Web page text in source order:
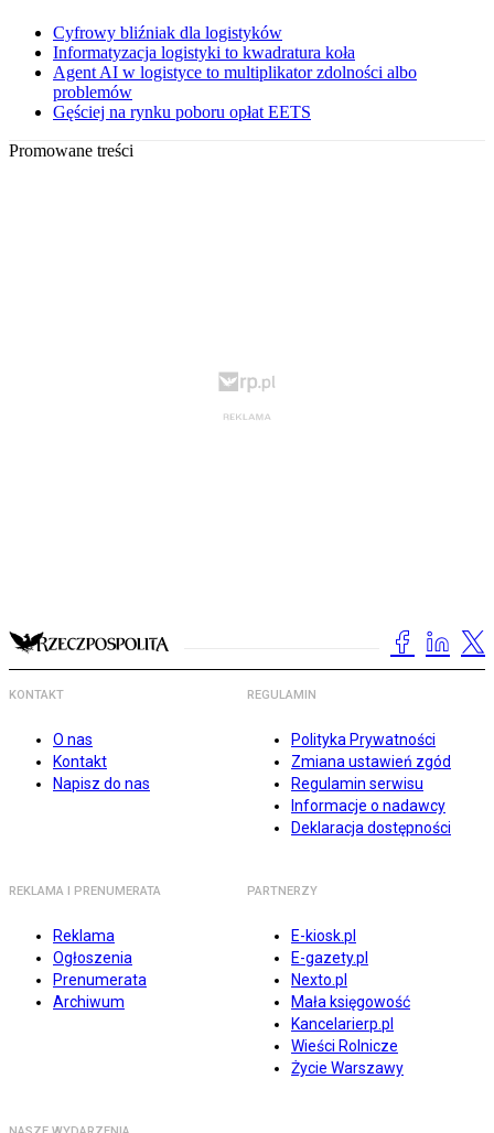
Cyfrowy bliźniak dla logistyków
Informatyzacja logistyki to kwadratura koła
Agent AI w logistyce to multiplikator zdolności albo
problemów
Gęściej na rynku poboru opłat EETS
Promowane treści
KONTAKT
O nas
Kontakt
Napisz do nas
REGULAMIN
Polityka Prywatności
Zmiana ustawień zgód
Regulamin serwisu
Informacje o nadawcy
Deklaracja dostępności
REKLAMA I PRENUMERATA
Reklama
Ogłoszenia
Prenumerata
Archiwum
PARTNERZY
E-kiosk.pl
E-gazety.pl
Nexto.pl
Mała księgowość
Kancelarierp.pl
Wieści Rolnicze
Życie Warszawy